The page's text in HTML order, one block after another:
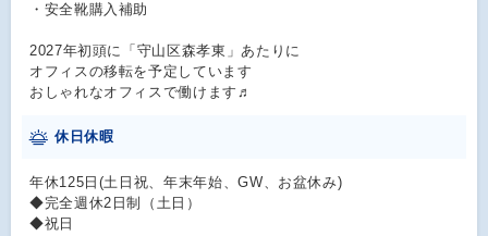
・安全靴購入補助
2027年初頭に「守山区森孝東」あたりに
オフィスの移転を予定しています
おしゃれなオフィスで働けます♬
休日休暇
年休125日(土日祝、年末年始、GW、お盆休み)
◆完全週休2日制（土日）
◆祝日